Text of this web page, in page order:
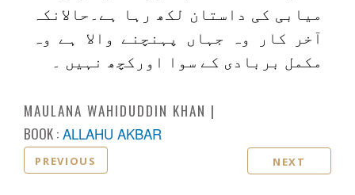
میابی کی داستان لکھ رہا ہے۔حالانکہ
آخر کار وہ جہاں پہنچنے والا ہے وہ
مکمل بربادی کے سوا اورکچھ نہیں ۔
MAULANA WAHIDUDDIN KHAN
BOOK : ALLAHU AKBAR
PREVIOUS NEXT